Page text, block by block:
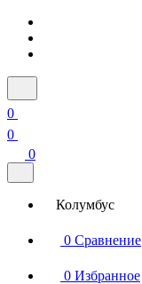
0
0
0
Колумбус
0 Сравнение
0 Избранное